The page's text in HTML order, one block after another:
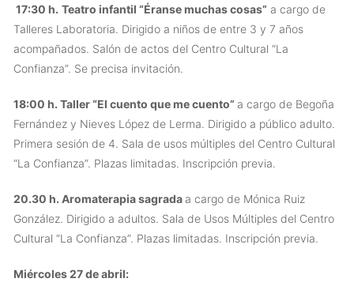
17:30 h. Teatro infantil “Éranse muchas cosas” a cargo de
Talleres Laboratoria. Dirigido a niños de entre 3 y 7 años
acompañados. Salón de actos del Centro Cultural “La
Confianza”. Se precisa invitación.
18:00 h. Taller “El cuento que me cuento” a cargo de Begoña
Fernández y Nieves López de Lerma. Dirigido a público adulto.
Primera sesión de 4. Sala de usos múltiples del Centro Cultural
“La Confianza”. Plazas limitadas. Inscripción previa.
20.30 h. Aromaterapia sagrada a cargo de Mónica Ruiz
González. Dirigido a adultos. Sala de Usos Múltiples del Centro
Cultural “La Confianza”. Plazas limitadas. Inscripción previa.
Miércoles 27 de abril: